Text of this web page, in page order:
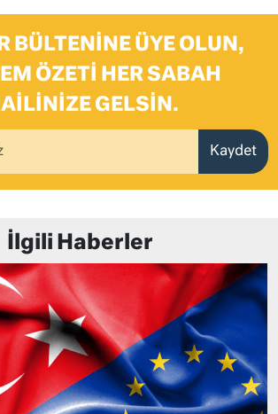
BÜLTENINE ÜYE OLUN,
ÖZETI HER SABAH
GELSIN.
Kaydet
İlgili Haberler